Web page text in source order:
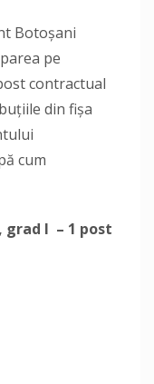
Botoşani
pe
contractual
din fișa
cum
grad I – 1 post